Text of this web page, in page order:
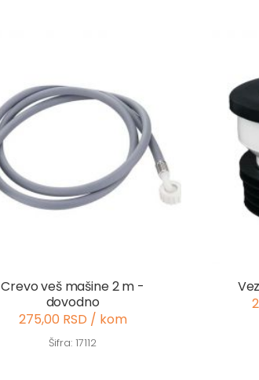
Crevo veš mašine 2 m -
dovodno
275,00 RSD / kom
Šifra: 17112